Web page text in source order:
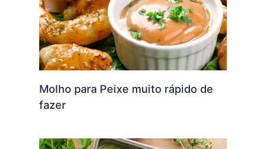
Molho para Peixe muito rápido de
fazer